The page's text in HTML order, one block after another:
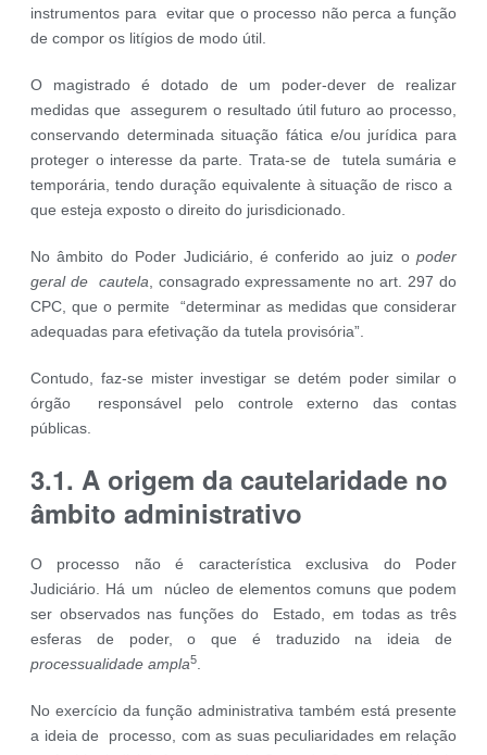
instrumentos para evitar que o processo não perca a função
de compor os litígios de modo útil.
O magistrado é dotado de um poder-dever de realizar
medidas que assegurem o resultado útil futuro ao processo,
conservando determinada situação fática e/ou jurídica para
proteger o interesse da parte. Trata-se de tutela sumária e
temporária, tendo duração equivalente à situação de risco a
que esteja exposto o direito do jurisdicionado.
No âmbito do Poder Judiciário, é conferido ao juiz o poder
geral de cautela, consagrado expressamente no art. 297 do
CPC, que o permite “determinar as medidas que considerar
adequadas para efetivação da tutela provisória”.
Contudo, faz-se mister investigar se detém poder similar o
órgão responsável pelo controle externo das contas
públicas.
3.1. A origem da cautelaridade no
âmbito administrativo
O processo não é característica exclusiva do Poder
Judiciário. Há um núcleo de elementos comuns que podem
ser observados nas funções do Estado, em todas as três
esferas de poder, o que é traduzido na ideia de
processualidade ampla5.
No exercício da função administrativa também está presente
a ideia de processo, com as suas peculiaridades em relação